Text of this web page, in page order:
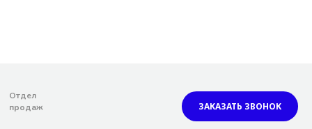
Отдел
продаж
ЗАКАЗАТЬ ЗВОНОК